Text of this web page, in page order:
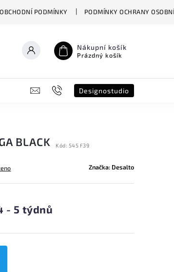
OBCHODNÍ PODMÍNKY PODMÍNKY OCHRANY
Nákupní košík
Prázdný košík
B2B SHOWROOM
Designostudio
BLACK Kód: 545 F39
Značka: Desalto
- 5 týdnů